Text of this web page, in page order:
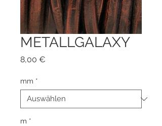
METALLGALAXY
8,00 €
mm *
m *